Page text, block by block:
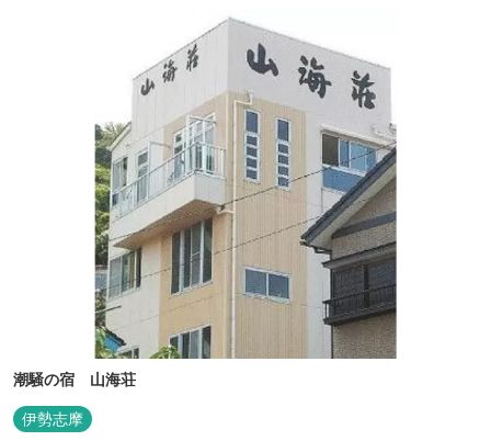
潮騒の宿 山海荘
伊勢志摩